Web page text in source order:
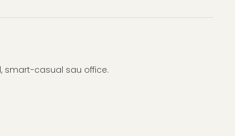
smart-casual sau office.